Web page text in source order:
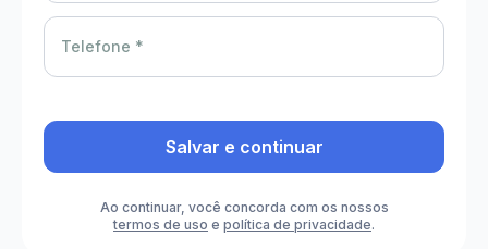
Telefone *
Salvar e continuar
Ao continuar, você concorda com os nossos
termos de uso e política de privacidade.